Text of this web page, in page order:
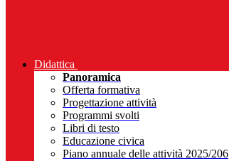
Didattica
Panoramica
Offerta formativa
Progettazione attività
Programmi svolti
Libri di testo
Educazione civica
Piano annuale delle attività 2025/206